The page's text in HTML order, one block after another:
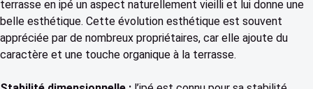
terrasse en ipé un aspect naturellement vieilli et lui donne une
belle esthétique. Cette évolution esthétique est souvent
appréciée par de nombreux propriétaires, car elle ajoute du
caractère et une touche organique à la terrasse.